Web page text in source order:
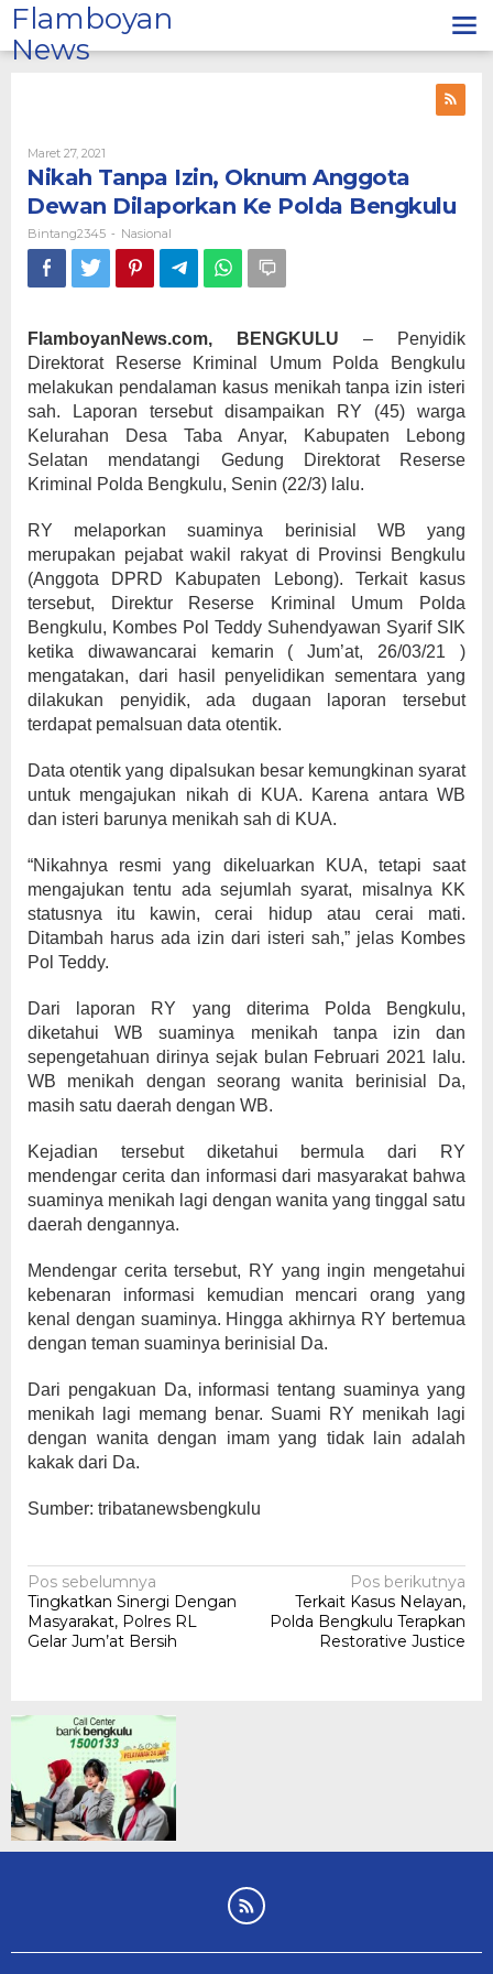
Lewati
ke
konten
Flamboyan
News
Maret 27, 2021
Bintang2345
Nikah Tanpa Izin, Oknum Anggota
Dewan Dilaporkan Ke Polda Bengkulu
Bintang2345 - Nasional
FlamboyanNews.com, BENGKULU – Penyidik
Direktorat Reserse Kriminal Umum Polda Bengkulu
melakukan pendalaman kasus menikah tanpa izin isteri
sah. Laporan tersebut disampaikan RY (45) warga
Kelurahan Desa Taba Anyar, Kabupaten Lebong
Selatan mendatangi Gedung Direktorat Reserse
Kriminal Polda Bengkulu, Senin (22/3) lalu.
RY melaporkan suaminya berinisial WB yang
merupakan pejabat wakil rakyat di Provinsi Bengkulu
(Anggota DPRD Kabupaten Lebong). Terkait kasus
tersebut, Direktur Reserse Kriminal Umum Polda
Bengkulu, Kombes Pol Teddy Suhendyawan Syarif SIK
ketika diwawancarai kemarin ( Jum’at, 26/03/21 )
mengatakan, dari hasil penyelidikan sementara yang
dilakukan penyidik, ada dugaan laporan tersebut
terdapat pemalsuan data otentik.
Data otentik yang dipalsukan besar kemungkinan syarat
untuk mengajukan nikah di KUA. Karena antara WB
dan isteri barunya menikah sah di KUA.
“Nikahnya resmi yang dikeluarkan KUA, tetapi saat
mengajukan tentu ada sejumlah syarat, misalnya KK
statusnya itu kawin, cerai hidup atau cerai mati.
Ditambah harus ada izin dari isteri sah,” jelas Kombes
Pol Teddy.
Dari laporan RY yang diterima Polda Bengkulu,
diketahui WB suaminya menikah tanpa izin dan
sepengetahuan dirinya sejak bulan Februari 2021 lalu.
WB menikah dengan seorang wanita berinisial Da,
masih satu daerah dengan WB.
Kejadian tersebut diketahui bermula dari RY
mendengar cerita dan informasi dari masyarakat bahwa
suaminya menikah lagi dengan wanita yang tinggal satu
daerah dengannya.
Mendengar cerita tersebut, RY yang ingin mengetahui
kebenaran informasi kemudian mencari orang yang
kenal dengan suaminya. Hingga akhirnya RY bertemua
dengan teman suaminya berinisial Da.
Dari pengakuan Da, informasi tentang suaminya yang
menikah lagi memang benar. Suami RY menikah lagi
dengan wanita dengan imam yang tidak lain adalah
kakak dari Da.
Sumber: tribatanewsbengkulu
Navigasi
pos
Pos sebelumnya
Tingkatkan Sinergi Dengan
Masyarakat, Polres RL
Gelar Jum’at Bersih
Pos berikutnya
Terkait Kasus Nelayan,
Polda Bengkulu Terapkan
Restorative Justice